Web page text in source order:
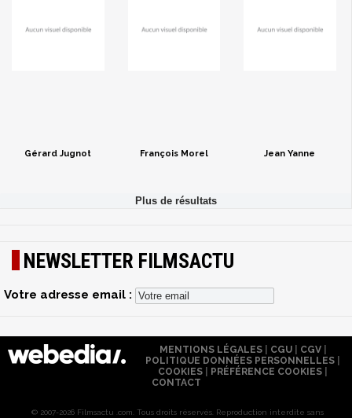
Gérard Jugnot François Morel Jean Yanne
NEWSLETTER FILMSACTU
Votre adresse email :
MENTIONS LÉGALES| CGU| CGV|
POLITIQUE DONNÉES PERSONNELLES
COOKIES
PRÉFÉRENCE COOKIES
CONTACT
© 2007-2026 Filmsactu .com. Tous droits réservés. Reproduction interdite sans